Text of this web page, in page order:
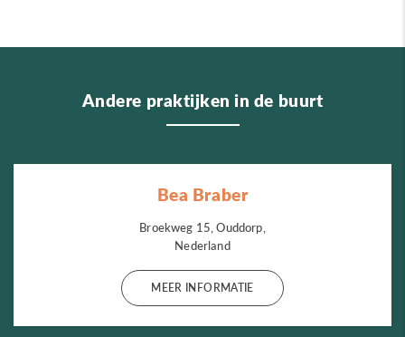
Andere praktijken in de buurt
Bea Braber
Broekweg 15, Ouddorp,
Nederland
MEER INFORMATIE